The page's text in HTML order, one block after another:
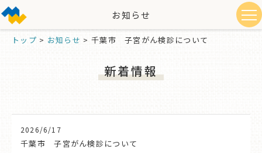
お知らせ
トップ > お知らせ > 千葉市 子宮がん検診について
新着情報
2026/6/17
千葉市 子宮がん検診について